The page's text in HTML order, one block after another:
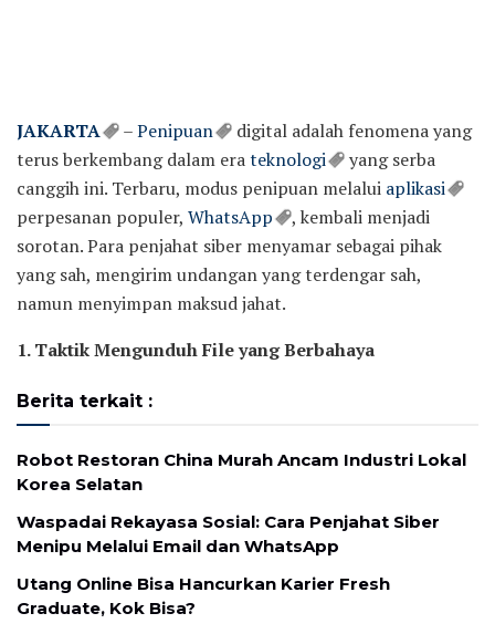
JAKARTA –Penipuan
digital adalah fenomena yang
terus berkembang dalam erateknologi
yang serba
canggih ini. Terbaru, modus penipuan melalui aplikasi
perpesanan populer, WhatsApp
, kembali menjadi
sorotan. Para penjahat siber menyamar sebagai pihak
yang sah, mengirim undangan yang terdengar sah,
namun menyimpan maksud jahat.
1. Taktik Mengunduh File yang Berbahaya
Berita terkait :
Robot Restoran China Murah Ancam Industri Lokal
Korea Selatan
Waspadai Rekayasa Sosial: Cara Penjahat Siber
Menipu Melalui Email dan WhatsApp
Utang Online Bisa Hancurkan Karier Fresh
Graduate, Kok Bisa?